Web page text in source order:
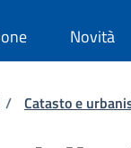
Novità
di pane
/ Catasto e